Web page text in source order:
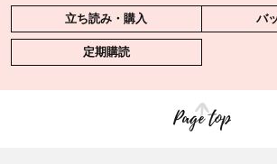
立ち読み・購入 バ
定期購読
Page top